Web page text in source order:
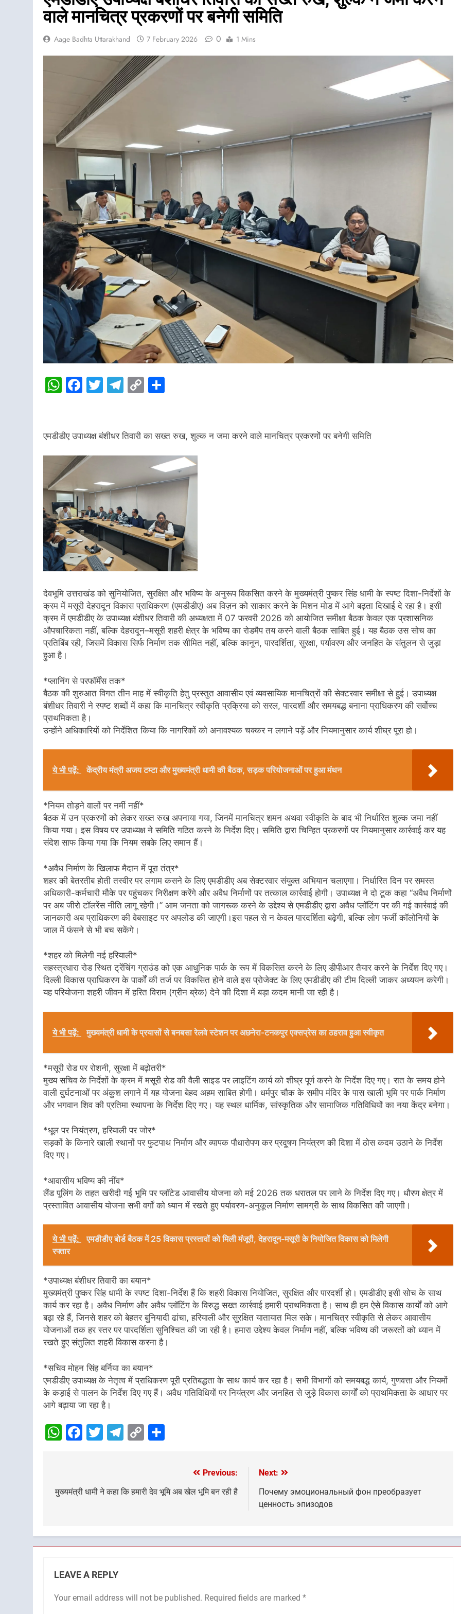
वाले मानचित्र प्रकरणों पर बनेगी समिति
Aage Badhta Uttarakhand 7 February 2026 0 1 Mins
WhatsApp
Facebook
Twitter
Telegram
Copy
एमडीडीए उपाध्यक्ष बंशीधर तिवारी का सख्त रुख, शुल्क न जमा करने वाले मानचित्र प्रकरणों पर बनेगी समिति
देवभूमि उत्तराखंड को सुनियोजित, सुरक्षित और भविष्य के अनुरूप विकसित करने के मुख्यमंत्री पुष्कर सिंह धामी के स्पष्ट दिशा-निर्देशों के
क्रम में मसूरी देहरादून विकास प्राधिकरण (एमडीडीए) अब विज़न को साकार करने के मिशन मोड में आगे बढ़ता दिखाई दे रहा है। इसी
क्रम में एमडीडीए के उपाध्यक्ष बंशीधर तिवारी की अध्यक्षता में 07 फरवरी 2026 को आयोजित समीक्षा बैठक केवल एक प्रशासनिक
औपचारिकता नहीं, बल्कि देहरादून–मसूरी शहरी क्षेत्र के भविष्य का रोडमैप तय करने वाली बैठक साबित हुई। यह बैठक उस सोच का
प्रतिबिंब रही, जिसमें विकास सिर्फ निर्माण तक सीमित नहीं, बल्कि कानून, पारदर्शिता, सुरक्षा, पर्यावरण और जनहित के संतुलन से जुड़ा
हुआ है।
*प्लानिंग से परफॉर्मेंस तक*
बैठक की शुरुआत विगत तीन माह में स्वीकृति हेतु प्रस्तुत आवासीय एवं व्यवसायिक मानचित्रों की सेक्टरवार समीक्षा से हुई। उपाध्यक्ष
बंशीधर तिवारी ने स्पष्ट शब्दों में कहा कि मानचित्र स्वीकृति प्रक्रिया को सरल, पारदर्शी और समयबद्ध बनाना प्राधिकरण की सर्वोच्च
प्राथमिकता है।
उन्होंने अधिकारियों को निर्देशित किया कि नागरिकों को अनावश्यक चक्कर न लगाने पड़ें और नियमानुसार कार्य शीघ्र पूरा हो।
ये भी पढ़ें: केंद्रीय मंत्री अजय टम्टा और मुख्यमंत्री धामी की बैठक, सड़क परियोजनाओं पर हुआ मंथन
*नियम तोड़ने वालों पर नर्मी नहीं*
बैठक में उन प्रकरणों को लेकर सख्त रुख अपनाया गया, जिनमें मानचित्र शमन अथवा स्वीकृति के बाद भी निर्धारित शुल्क जमा नहीं
किया गया। इस विषय पर उपाध्यक्ष ने समिति गठित करने के निर्देश दिए। समिति द्वारा चिन्हित प्रकरणों पर नियमानुसार कार्रवाई कर यह
संदेश साफ किया गया कि नियम सबके लिए समान हैं।
*अवैध निर्माण के खिलाफ मैदान में पूरा तंत्र*
शहर की बेतरतीब होती तस्वीर पर लगाम कसने के लिए एमडीडीए अब सेक्टरवार संयुक्त अभियान चलाएगा। निर्धारित दिन पर समस्त
अधिकारी-कर्मचारी मौके पर पहुंचकर निरीक्षण करेंगे और अवैध निर्माणों पर तत्काल कार्रवाई होगी। उपाध्यक्ष ने दो टूक कहा “अवैध निर्माणों
पर अब जीरो टॉलरेंस नीति लागू रहेगी।” आम जनता को जागरूक करने के उद्देश्य से एमडीडीए द्वारा अवैध प्लॉटिंग पर की गई कार्रवाई की
जानकारी अब प्राधिकरण की वेबसाइट पर अपलोड की जाएगी।इस पहल से न केवल पारदर्शिता बढ़ेगी, बल्कि लोग फर्जी कॉलोनियों के
जाल में फंसने से भी बच सकेंगे।
*शहर को मिलेगी नई हरियाली*
सहस्त्रधारा रोड स्थित ट्रेंचिंग ग्राउंड को एक आधुनिक पार्क के रूप में विकसित करने के लिए डीपीआर तैयार करने के निर्देश दिए गए।
दिल्ली विकास प्राधिकरण के पार्कों की तर्ज पर विकसित होने वाले इस प्रोजेक्ट के लिए एमडीडीए की टीम दिल्ली जाकर अध्ययन करेगी।
यह परियोजना शहरी जीवन में हरित विराम (ग्रीन ब्रेक) देने की दिशा में बड़ा कदम मानी जा रही है।
ये भी पढ़ें: मुख्यमंत्री धामी के प्रयासों से बनबसा रेलवे स्टेशन पर अछनेरा-टनकपुर एक्सप्रेस का ठहराव हुआ स्वीकृत
*मसूरी रोड पर रोशनी, सुरक्षा में बढ़ोतरी*
मुख्य सचिव के निर्देशों के क्रम में मसूरी रोड की वैली साइड पर लाइटिंग कार्य को शीघ्र पूर्ण करने के निर्देश दिए गए। रात के समय होने
वाली दुर्घटनाओं पर अंकुश लगाने में यह योजना बेहद अहम साबित होगी। धर्मपुर चौक के समीप मंदिर के पास खाली भूमि पर पार्क निर्माण
और भगवान शिव की प्रतिमा स्थापना के निर्देश दिए गए। यह स्थल धार्मिक, सांस्कृतिक और सामाजिक गतिविधियों का नया केंद्र बनेगा।
*धूल पर नियंत्रण, हरियाली पर जोर*
सड़कों के किनारे खाली स्थानों पर फुटपाथ निर्माण और व्यापक पौधारोपण कर प्रदूषण नियंत्रण की दिशा में ठोस कदम उठाने के निर्देश
दिए गए।
*आवासीय भविष्य की नींव*
लैंड पूलिंग के तहत खरीदी गई भूमि पर प्लॉटेड आवासीय योजना को मई 2026 तक धरातल पर लाने के निर्देश दिए गए। धौरण क्षेत्र में
प्रस्तावित आवासीय योजना सभी वर्गों को ध्यान में रखते हुए पर्यावरण-अनुकूल निर्माण सामग्री के साथ विकसित की जाएगी।
ये भी पढ़ें:
एमडीडीए बोर्ड बैठक में 25 विकास प्रस्तावों को मिली मंजूरी, देहरादून-मसूरी के नियोजित विकास को मिलेगी
रफ्तार
*उपाध्यक्ष बंशीधर तिवारी का बयान*
मुख्यमंत्री पुष्कर सिंह धामी के स्पष्ट दिशा-निर्देश हैं कि शहरी विकास नियोजित, सुरक्षित और पारदर्शी हो। एमडीडीए इसी सोच के साथ
कार्य कर रहा है। अवैध निर्माण और अवैध प्लॉटिंग के विरुद्ध सख्त कार्रवाई हमारी प्राथमिकता है। साथ ही हम ऐसे विकास कार्यों को आगे
बढ़ा रहे हैं, जिनसे शहर को बेहतर बुनियादी ढांचा, हरियाली और सुरक्षित यातायात मिल सके। मानचित्र स्वीकृति से लेकर आवासीय
योजनाओं तक हर स्तर पर पारदर्शिता सुनिश्चित की जा रही है। हमारा उद्देश्य केवल निर्माण नहीं, बल्कि भविष्य की जरूरतों को ध्यान में
रखते हुए संतुलित शहरी विकास करना है।
*सचिव मोहन सिंह बर्निया का बयान*
एमडीडीए उपाध्यक्ष के नेतृत्व में प्राधिकरण पूरी प्रतिबद्धता के साथ कार्य कर रहा है। सभी विभागों को समयबद्ध कार्य, गुणवत्ता और नियमों
के कड़ाई से पालन के निर्देश दिए गए हैं। अवैध गतिविधियों पर नियंत्रण और जनहित से जुड़े विकास कार्यों को प्राथमिकता के आधार पर
आगे बढ़ाया जा रहा है।
WhatsApp
Facebook
Twitter
Telegram
Copy
navigation
Previous:
मुख्यमंत्री धामी ने कहा कि हमारी देव भूमि अब खेल भूमि बन रही है
Next:
Почему эмоциональный фон преобразует
ценность эпизодов
LEAVE A REPLY
Your email address will not be published. Required fields are marked *